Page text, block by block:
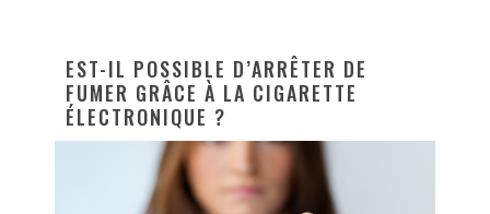
EST-IL POSSIBLE D’ARRÊTER DE
FUMER GRÂCE À LA CIGARETTE
ÉLECTRONIQUE ?